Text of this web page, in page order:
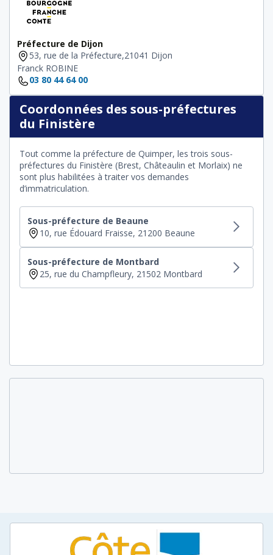
Préfecture de Dijon
53, rue de la Préfecture,21041 Dijon
Franck ROBINE
03 80 44 64 00
Coordonnées des sous-préfectures
du Finistère
Tout comme la préfecture de Quimper, les trois sous-
préfectures du Finistère (Brest, Châteaulin et Morlaix) ne
sont plus habilitées à traiter vos demandes
d’immatriculation.
Sous-préfecture de Beaune
10, rue Édouard Fraisse, 21200 Beaune
Sous-préfecture de Montbard
25, rue du Champfleury, 21502 Montbard